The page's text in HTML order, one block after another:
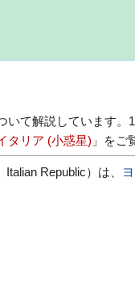
いて解説しています
タリア (小惑星) 」をご
Republic）は、